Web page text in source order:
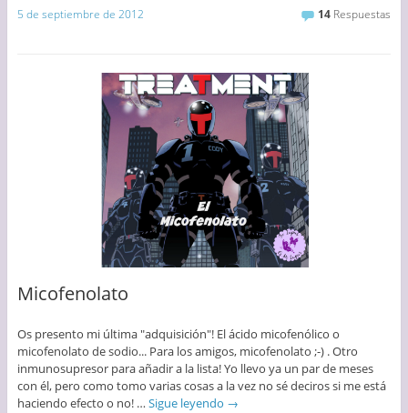
5 de septiembre de 2012 14 Respuestas
Micofenolato
Os presento mi última "adquisición"! El ácido micofenólico o
micofenolato de sodio... Para los amigos, micofenolato ;-) . Otro
inmunosupresor para añadir a la lista! Yo llevo ya un par de meses
con él, pero como tomo varias cosas a la vez no sé deciros si me está
haciendo efecto o no! … Sigue leyendo →